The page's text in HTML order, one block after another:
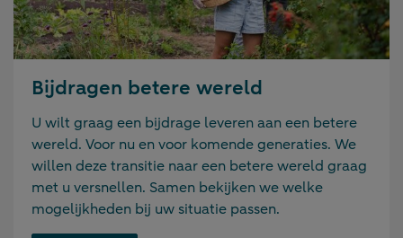
Bijdragen betere wereld
U wilt graag een bijdrage leveren aan een betere
wereld. Voor nu en voor komende generaties. We
willen deze transitie naar een betere wereld graag
met u versnellen. Samen bekijken we welke
mogelijkheden bij uw situatie passen.